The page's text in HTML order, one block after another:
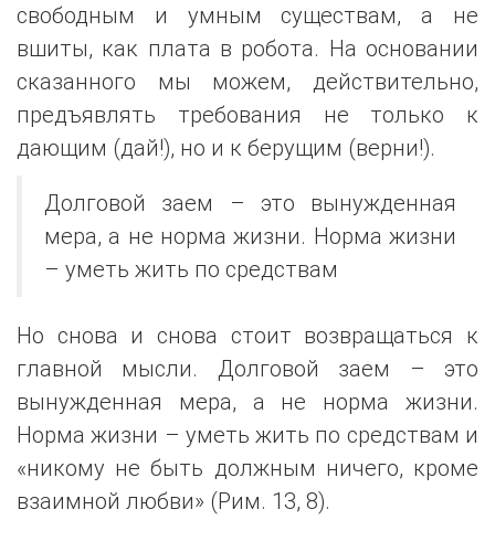
свободным и умным существам, а не
вшиты, как плата в робота. На основании
сказанного мы можем, действительно,
предъявлять требования не только к
дающим (дай!), но и к берущим (верни!).
Долговой заем – это вынужденная
мера, а не норма жизни. Норма жизни
– уметь жить по средствам
Но снова и снова стоит возвращаться к
главной мысли. Долговой заем – это
вынужденная мера, а не норма жизни.
Норма жизни – уметь жить по средствам и
«никому не быть должным ничего, кроме
взаимной любви» (Рим. 13, 8).